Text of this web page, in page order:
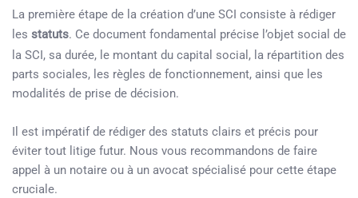
La première étape de la création d’une SCI consiste à rédiger
les statuts. Ce document fondamental précise l’objet social de
la SCI, sa durée, le montant du capital social, la répartition des
parts sociales, les règles de fonctionnement, ainsi que les
modalités de prise de décision.
Il est impératif de rédiger des statuts clairs et précis pour
éviter tout litige futur. Nous vous recommandons de faire
appel à un notaire ou à un avocat spécialisé pour cette étape
cruciale.